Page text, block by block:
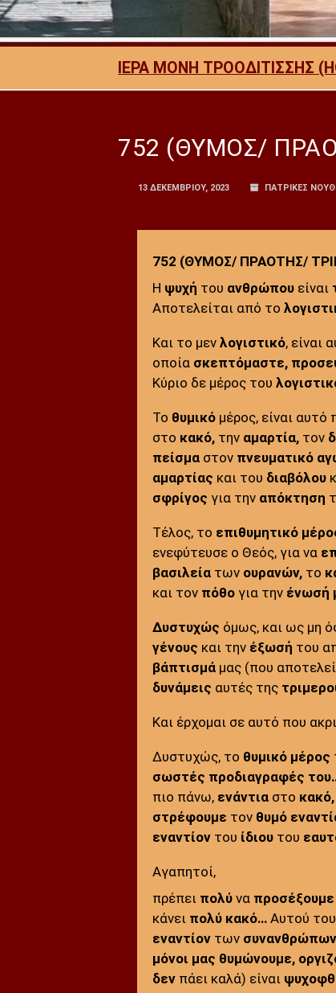
ΙΕΡΑ ΜΟΝΗ ΤΡΟΟΔΙΤΙΣΣΗΣ
752 (ΘΥΜΟΣ/
13 ΔΕΚΕΜΒΡΊΟΥ, 2023 ΠΑΤΡΙΚΕΣ
752 (ΘΥΜΟΣ/ ΠΡΑΟΤΗΣ/
Η ψυχή του ανθρώπουείναι
Αποτελείται από το
Και το μεν λογιστικό, είναι
οποία σκεπτόμαστε,
Κύριο δε μέρος του
Το θυμικόμέρος, είναι αυτό
στο κακό,την αμαρτία,τον
πείσμαστον πνευματικό
αμαρτίας και του διαβόλου
σφρίγος για την απόκτηση
Τέλος, το επιθυμητικό
ενεφύτευσε ο Θεός, για να
βασιλείατων ουρανών,το
και τον πόθογια την ένωσή
Δυστυχώς όμως, και ως μη
γένους και την έξωσή του
βάπτισμάμας (που
δυνάμεις αυτές της
Και έρχομαι σε αυτό που
Δυστυχώς, το θυμικό μέρος
σωστές προδιαγραφές
πιο πάνω, ενάντιαστο κακό,
στρέφουμε τον θυμό
εναντίοντου ίδιουτου
Αγαπητοί,
πρέπει πολύνα προσέξουμε
κάνει πολύ κακό… Αυτού
εναντίοντων συνανθρώπων
μόνοι μας θυμώνουμε,
δενπάει καλά) είναι